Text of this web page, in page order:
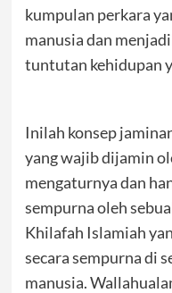
kumpulan perkara
manusia dan
tuntutan kehidupan
Inilah konsep
yang wajib dijamin
mengaturnya dan
sempurna oleh
Khilafah Islamiah
secara sempurna di
manusia.